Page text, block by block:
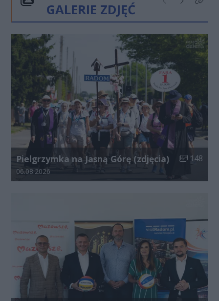
GALERIE ZDJĘĆ
Poprzednie
NastępneKliknij
Pielgrzymka na Jasną Górę (zdjęcia) Liczba
148
Data dodania galerii:
06.08.2026